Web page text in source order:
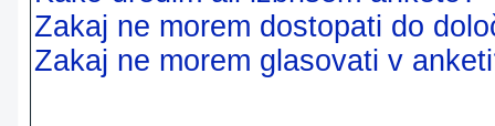
Zakaj ne morem dostopati do
Zakaj ne morem glasovati v